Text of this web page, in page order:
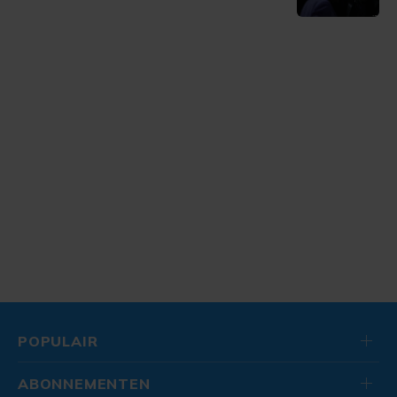
POPULAIR
ABONNEMENTEN